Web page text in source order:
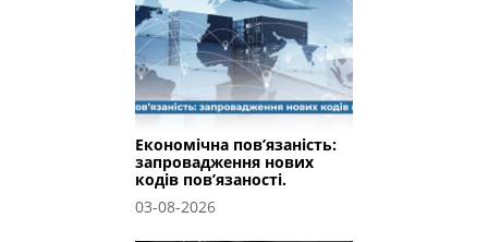
Економічна пов’язаність:
запровадження нових
кодів пов’язаності.
03-08-2026